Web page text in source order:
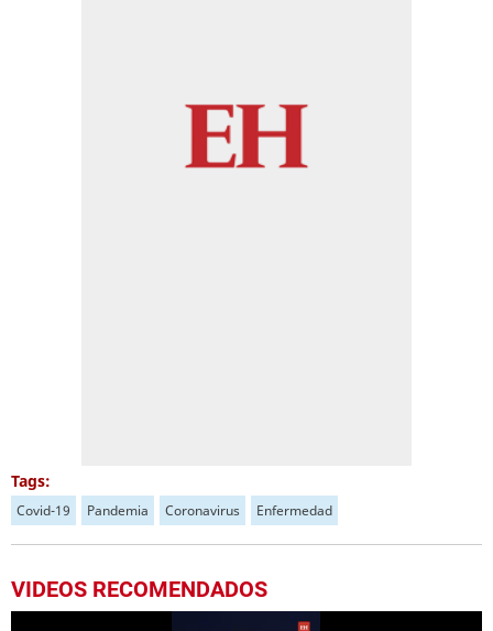
Tags:
Covid-19 Pandemia Coronavirus Enfermedad
VIDEOS RECOMENDADOS